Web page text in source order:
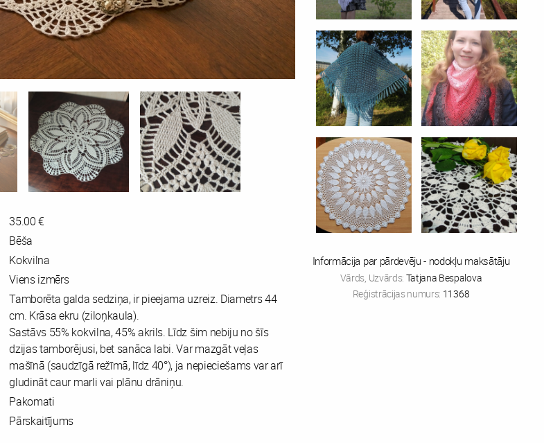
35.00 €
Bēša
Kokvilna
Viens izmērs
Tamborēta galda sedziņa, ir pieejama uzreiz. Diametrs 44
cm. Krāsa ekru (ziloņkaula).
Sastāvs 55% kokvilna, 45% akrils. Līdz šim nebiju no šīs
dzijas tamborējusi, bet sanāca labi. Var mazgāt veļas
mašīnā (saudzīgā režīmā, līdz 40°), ja nepieciešams var arī
gludināt caur marli vai plānu drāniņu.
Pakomati
Pārskaitījums
Informācija par pārdevēju - nodokļu maksātāju
Vārds, Uzvārds: Tatjana Bespalova
Reģistrācijas numurs: 11368